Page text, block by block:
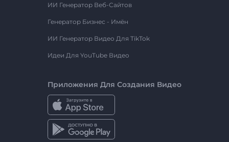
ИИ Генератор Веб-Сайтов
Генератор Бизнес - Имён
ИИ Генератор Видео Для TikTok
Идеи Для YouTube Видео
Приложения Для Создания Видео